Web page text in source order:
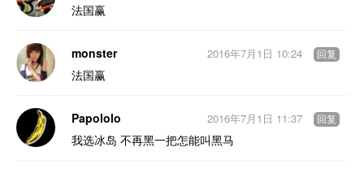
法国赢
monster
法国赢
2016年7月1日 10:24 回复
Papololo
我选冰岛 不再黑一把怎能叫黑马
2016年7月1日 11:37 回复